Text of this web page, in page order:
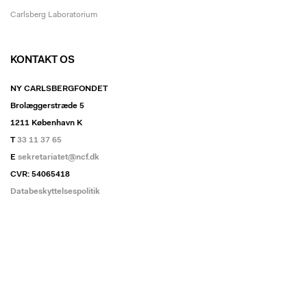
Carlsberg Laboratorium
KONTAKT OS
NY CARLSBERGFONDET
Brolæggerstræde 5
1211 København K
T33 11 37 65
E sekretariatet@ncf.dk
CVR: 54065418
Databeskyttelsespolitik